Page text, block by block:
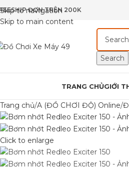
Skip to navigation
Skip to main content
ĐƠN TRÊN 200K
Search
TRANG CHỦGIỚI
Trang chủ A (ĐỒ CHƠI ĐỘ) Online
Click to enlarge